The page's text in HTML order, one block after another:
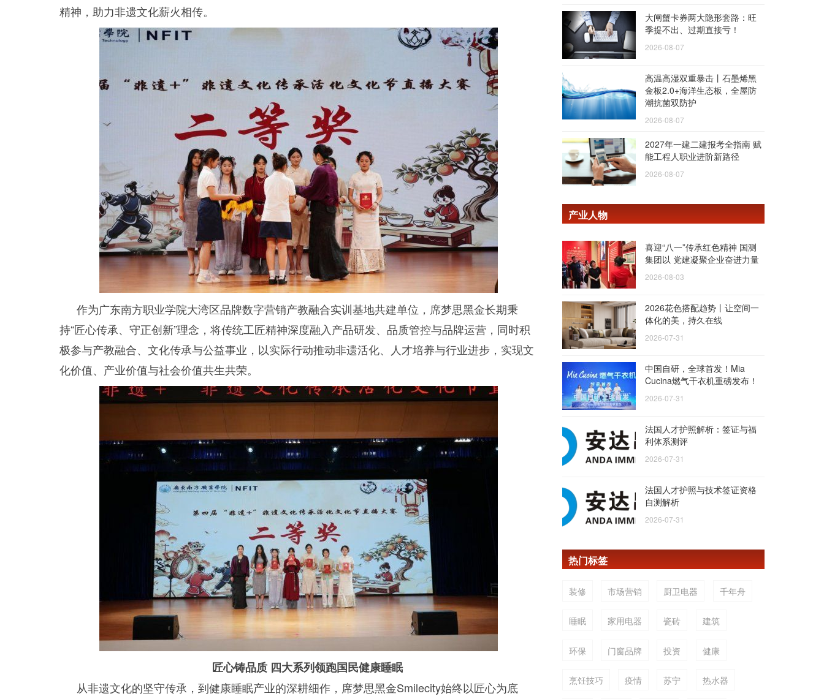
精神，助力非遗文化薪火相传。
作为广东南方职业学院大湾区品牌数字营销产教融合实训基地共建单位，席梦思黑金长期秉
持“匠心传承、守正创新”理念，将传统工匠精神深度融入产品研发、品质管控与品牌运营，同时积
极参与产教融合、文化传承与公益事业，以实际行动推动非遗活化、人才培养与行业进步，实现文
化价值、产业价值与社会价值共生共荣。
匠心铸品质 四大系列领跑国民健康睡眠
从非遗文化的坚守传承，到健康睡眠产业的深耕细作，席梦思黑金Smilecity始终以匠心为底
大闸蟹卡券两大隐形套路：旺
季提不出、过期直接亏！
2026-08-07
高温高湿双重暴击丨石墨烯黑
金板2.0+海洋生态板，全屋防
潮抗菌双防护
2026-08-07
2027年一建二建报考全指南 赋
能工程人职业进阶新路径
2026-08-07
产业人物
喜迎“八一”传承红色精神 国测
集团以 党建凝聚企业奋进力量
2026-08-03
2026花色搭配趋势丨让空间一
体化的美，持久在线
2026-07-31
中国自研，全球首发！Mia
Cucina燃气干衣机重磅发布！
2026-07-31
法国人才护照解析：签证与福
利体系测评
2026-07-31
法国人才护照与技术签证资格
自测解析
2026-07-31
热门标签
装修 市场营销 厨卫电器 千年舟
睡眠 家用电器 瓷砖 建筑
环保 门窗品牌 投资 健康
烹饪技巧 疫情 苏宁 热水器